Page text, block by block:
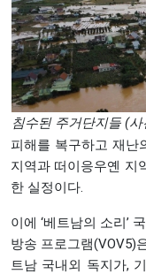
침수된 주거단지들 (사
피해를 복구하고 재난
지역과 떠이응우옌 지
한 실정이다.
이에 ‘베트남의 소리’
방송 프로그램(VOV5)
트남 국내외 독지가,